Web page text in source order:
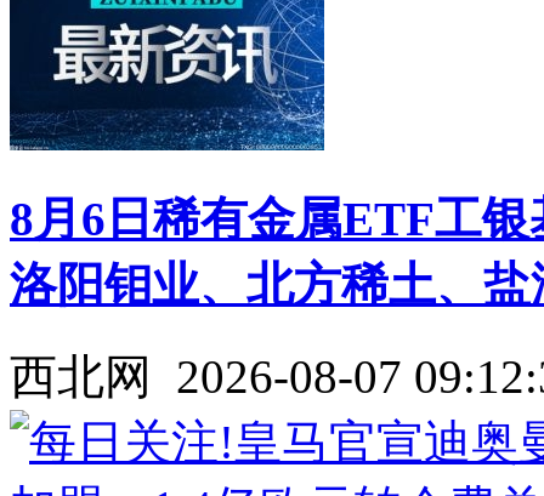
8月6日稀有金属ETF工
洛阳钼业、北方稀土、盐
西北网 2026-08-07